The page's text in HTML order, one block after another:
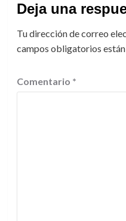
Deja una
Tu dirección de correo
campos obligatorios
Comentario *